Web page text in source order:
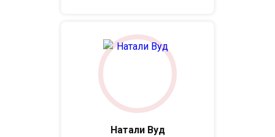
Натали Вуд